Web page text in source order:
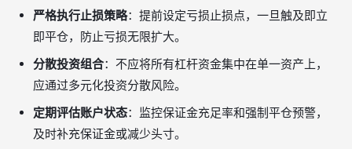
严格执行止损策略：提前设定亏损止损点，一旦触及即立
即平仓，防止亏损无限扩大。
分散投资组合：不应将所有杠杆资金集中在单一资产上，
应通过多元化投资分散风险。
定期评估账户状态：监控保证金充足率和强制平仓预警，
及时补充保证金或减少头寸。